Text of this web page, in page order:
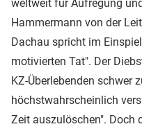
weltweit für Aufregung
Hammermann von der
Dachau spricht im
motivierten Tat". Der
KZ-Überlebenden schwer
höchstwahrscheinlich
Zeit auszulöschen". Doch